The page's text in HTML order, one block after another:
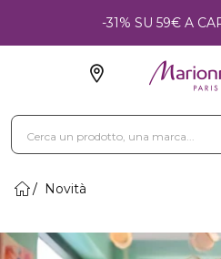
-31% SU 59€ A
Novità